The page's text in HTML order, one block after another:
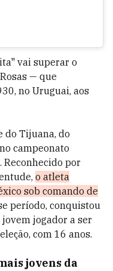
vai superar o
— que
no Uruguai, aos
do Tijuana, do
campeonato
Reconhecido por
o atleta
sob comando de
período, conquistou
jogador a ser
com 16 anos.
jovens da